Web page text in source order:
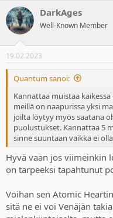
aikoihin ja sen jälkeen
Fromm ja Wilhelm Reich,
näinä aikoina tutustua. Ovat
tietysti oman aikansa
monet kuvaukset siitä,
maailmansotien alkua ja
lääketieteellisiä termejä,
pakkohoitoon. Psykoosi on
kirjoitella mitään nettiin.
kyseenalainen termi, jota ei
c
t
i
s
:
DarkAges
Well-Known Member
19.02.2023
Quantum sanoi:
Kannattaa muistaa
meillä on naapurissa yksi
joilta löytyy myös saatana
puolustukset. Kannattaa 5
sinne suuntaan vaikka ei
Hyvä vaan jos viimeinkin
on tarpeeksi tapahtunut
Voihan sen Atomic
sitä ne ei voi Venäjän